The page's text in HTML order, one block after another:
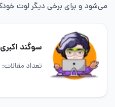
می‌شود و برای برخی دیگر لوت
سوگند اکبری
تعداد مقالات: